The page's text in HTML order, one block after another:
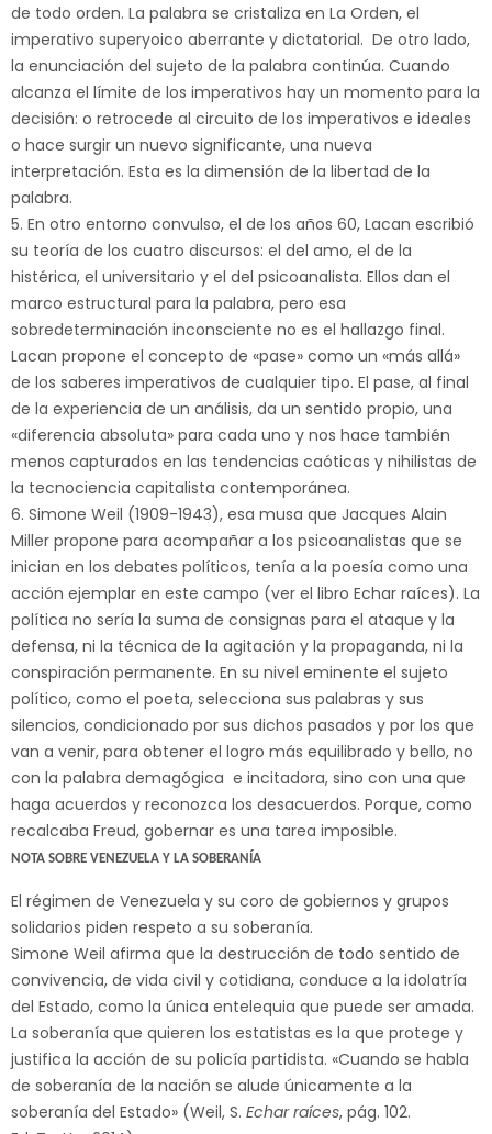
de todo orden. La palabra se cristaliza en La Orden, el
imperativo superyoico aberrante y dictatorial. De otro lado,
la enunciación del sujeto de la palabra continúa. Cuando
alcanza el límite de los imperativos hay un momento para la
decisión: o retrocede al circuito de los imperativos e ideales
o hace surgir un nuevo significante, una nueva
interpretación. Esta es la dimensión de la libertad de la
palabra.
5. En otro entorno convulso, el de los años 60, Lacan escribió
su teoría de los cuatro discursos: el del amo, el de la
histérica, el universitario y el del psicoanalista. Ellos dan el
marco estructural para la palabra, pero esa
sobredeterminación inconsciente no es el hallazgo final.
Lacan propone el concepto de «pase» como un «más allá»
de los saberes imperativos de cualquier tipo. El pase, al final
de la experiencia de un análisis, da un sentido propio, una
«diferencia absoluta» para cada uno y nos hace también
menos capturados en las tendencias caóticas y nihilistas de
la tecnociencia capitalista contemporánea.
6. Simone Weil (1909-1943), esa musa que Jacques Alain
Miller propone para acompañar a los psicoanalistas que se
inician en los debates políticos, tenía a la poesía como una
acción ejemplar en este campo (ver el libro Echar raíces). La
política no sería la suma de consignas para el ataque y la
defensa, ni la técnica de la agitación y la propaganda, ni la
conspiración permanente. En su nivel eminente el sujeto
político, como el poeta, selecciona sus palabras y sus
silencios, condicionado por sus dichos pasados y por los que
van a venir, para obtener el logro más equilibrado y bello, no
con la palabra demagógica e incitadora, sino con una que
haga acuerdos y reconozca los desacuerdos. Porque, como
recalcaba Freud, gobernar es una tarea imposible.
NOTA SOBRE VENEZUELA Y LA SOBERANÍA
El régimen de Venezuela y su coro de gobiernos y grupos
solidarios piden respeto a su soberanía.
Simone Weil afirma que la destrucción de todo sentido de
convivencia, de vida civil y cotidiana, conduce a la idolatría
del Estado, como la única entelequia que puede ser amada.
La soberanía que quieren los estatistas es la que protege y
justifica la acción de su policía partidista. «Cuando se habla
de soberanía de la nación se alude únicamente a la
soberanía del Estado» (Weil, S. Echar raíces, pág. 102.